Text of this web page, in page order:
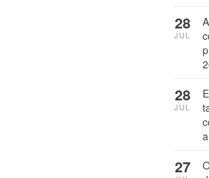
28
JUL
28
JUL
27